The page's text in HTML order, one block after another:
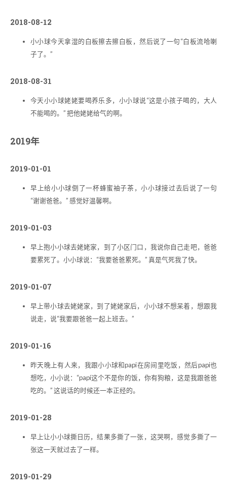
2018-08-12
小小球今天拿湿的白板擦去擦白板，然后说了一句“白板流哈喇
子了。”
2018-08-31
今天小小球姥姥要喝养乐多，小小球说“这是小孩子喝的，大人
不能喝的。” 把他姥姥给气的啊。
2019年
2019-01-01
早上给小小球倒了一杯蜂蜜袖子茶，小小球接过去后说了一句
“谢谢爸爸。” 感觉好温馨啊。
2019-01-03
早上抱小小球去姥姥家，到了小区门口，我说你自己走吧，爸爸
要累死了。小小球说：“我要爸爸累死。” 真是气死我了快。
2019-01-07
早上带小球去姥姥家，到了姥姥家后，小小球不想呆着，想跟我
说走，说“我要跟爸爸一起上班去。”
2019-01-16
昨天晚上有人来，我跟小小球和papi在房间里吃饭，然后papi也
想吃，小小说：“papi这个不是你的饭，你有狗粮，这是我跟爸爸
吃的。” 这说话的时候还一本正经的。
2019-01-28
早上让小小球撕日历，结果多撕了一张，这哭啊，感觉多撕了一
张这一天就过去了一样。
2019-01-29